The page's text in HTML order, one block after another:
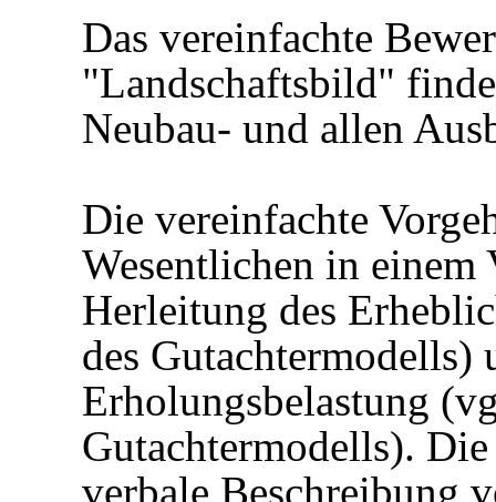
Das vereinfachte
"Landschaftsbild"
Neubau- und allen
Die vereinfachte
Wesentlichen in einem
Herleitung des
des Gutachtermodells)
Erholungsbelastung
Gutachtermodells).
verbale Beschreibung